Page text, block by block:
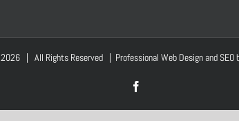
2026 | All Rights Reserved | Professional Web Design and SEO